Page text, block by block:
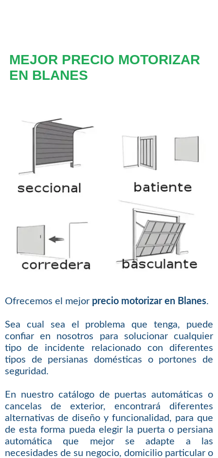
MEJOR PRECIO MOTORIZAR
EN BLANES
Ofrecemos el mejor precio motorizar en Blanes.
Sea cual sea el problema que tenga, puede
confiar en nosotros para solucionar cualquier
tipo de incidente relacionado con diferentes
tipos de persianas domésticas o portones de
seguridad.
En nuestro catálogo de puertas automáticas o
cancelas de exterior, encontrará diferentes
alternativas de diseño y funcionalidad, para que
de esta forma pueda elegir la puerta o persiana
automática que mejor se adapte a las
necesidades de su negocio, domicilio particular o